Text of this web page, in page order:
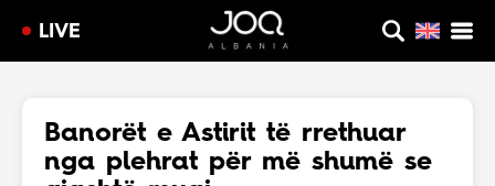
LIVE
Banorët e Astirit të rrethuar
nga plehrat për më shumë se